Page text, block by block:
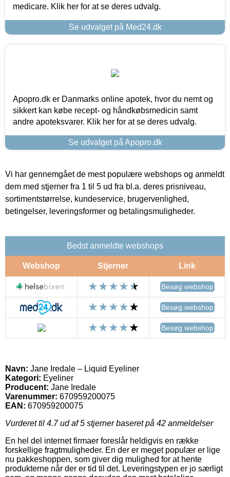
medicare. Klik her for at se deres udvalg.
Se udvalget på Med24.dk
Apopro.dk er Danmarks online apotek, hvor du nemt og
sikkert kan købe recept- og håndkøbsmedicin samt
andre apoteksvarer. Klik her for at se deres udvalg.
Se udvalget på Apopro.dk
Vi har gennemgået de mest populære webshops og anmeldt
dem med stjerner fra 1 til 5 ud fra bl.a. deres prisniveau,
sortimentstørrelse, kundeservice, brugervenlighed,
betingelser, leveringsformer og betalingsmuligheder.
Bedst anmeldte webshops
Webshop Stjerner Link
Besøg webshop
Besøg webshop
Besøg webshop
Navn: Jane Iredale – Liquid Eyeliner
Kategori: Eyeliner
Producent: Jane Iredale
Varenummer: 670959200075
EAN: 670959200075
Vurderet til 4.7ud af 5 stjerner baseret på 42 anmeldelser
En hel del internet firmaer foreslår heldigvis en række
forskellige fragtmuligheder. En der er meget populær er lige
nu pakkeshoppen, som giver dig mulighed for at hente
produkterne når der er tid til det. Leveringstypen er jo særligt